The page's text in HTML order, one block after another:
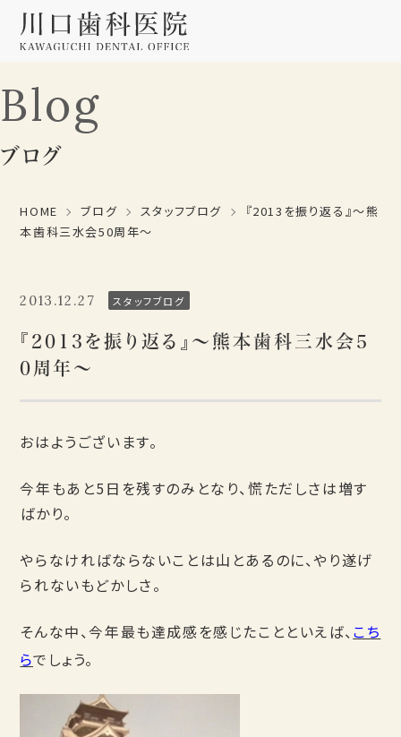
Blog
ブログ
HOME ブログ スタッフブログ
『2013を振り返る』～熊
本歯科三水会50周年～
2013.12.27 スタッフブログ
『2013を振り返る』～熊本歯科三水会5
0周年～
おはようございます。
今年もあと5日を残すのみとなり、慌ただしさは増す
ばかり。
やらなければならないことは山とあるのに、やり遂げ
られないもどかしさ。
そんな中、今年最も達成感を感じたことといえば、 こち
らでしょう。